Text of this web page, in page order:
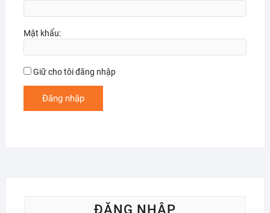
Mật khẩu:
Giữ cho tôi đăng nhập
Đăng nhập
ĐĂNG NHẬP